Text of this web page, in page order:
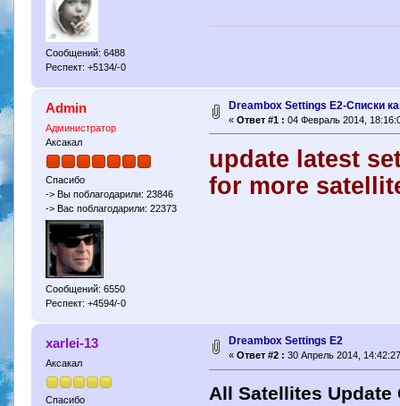
Сообщений: 6488
Респект: +5134/-0
Admin
Администратор
Аксакал
Спасибо
-> Вы поблагодарили: 23846
-> Вас поблагодарили: 22373
Сообщений: 6550
Респект: +4594/-0
Dreambox Settings E2-Cписки
« Ответ #1 : 04 Февраль 2014,
update latest
for more
xarlei-13
Аксакал
Спасибо
Dreambox Settings E2
« Ответ #2 : 30 Апрель 2014,
All Satellites Update